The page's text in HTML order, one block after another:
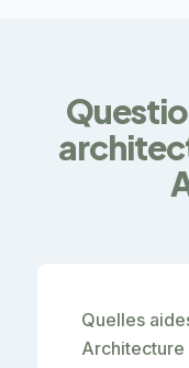
Quelles
Architecture